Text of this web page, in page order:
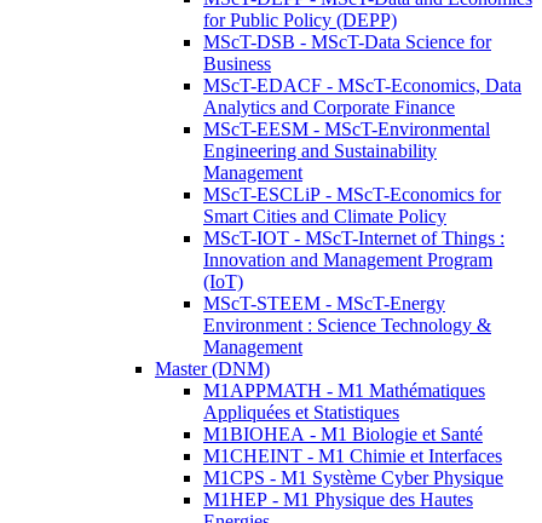
for Public Policy (DEPP)
MScT-DSB - MScT-Data Science for
Business
MScT-EDACF - MScT-Economics, Data
Analytics and Corporate Finance
MScT-EESM - MScT-Environmental
Engineering and Sustainability
Management
MScT-ESCLiP - MScT-Economics for
Smart Cities and Climate Policy
MScT-IOT - MScT-Internet of Things :
Innovation and Management Program
(IoT)
MScT-STEEM - MScT-Energy
Environment : Science Technology &
Management
Master (DNM)
M1APPMATH - M1 Mathématiques
Appliquées et Statistiques
M1BIOHEA - M1 Biologie et Santé
M1CHEINT - M1 Chimie et Interfaces
M1CPS - M1 Système Cyber Physique
M1HEP - M1 Physique des Hautes